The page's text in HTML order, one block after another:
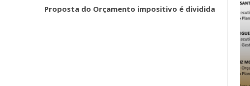
Proposta do Orçamento impositivo é dividida